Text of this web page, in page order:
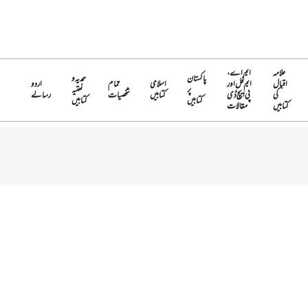
علامہ
اقبال
کی
کتابیں
ایم اے،
ایم فل اور
پی ایچ ڈی
مقالات
پاکستان
پر
کتابیں
اسلامی
کتابیں
تمام
شخصیات
حمدیہ و
نعتیہ
کتابیں
اردو
رسالے